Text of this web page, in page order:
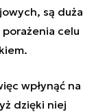
są duża
celu
wpłynąć na
dzięki niej